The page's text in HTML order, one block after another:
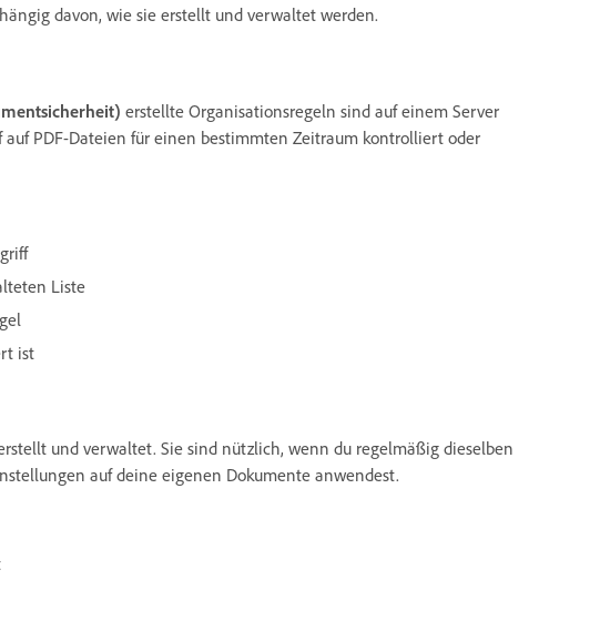
davon, wie sie erstellt und verwaltet werden.
erstellte Organisationsregeln sind auf einem Server
PDF-Dateien für einen bestimmten Zeitraum kontrolliert oder
Liste
ist
und verwaltet. Sie sind nützlich, wenn du regelmäßig dieselben
auf deine eigenen Dokumente anwendest.